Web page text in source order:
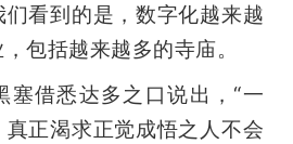
看到的是，数字化越来越
包括越来越多的寺庙。
塞借悉达多之口说出，“一
正渴求正觉成悟之人不会